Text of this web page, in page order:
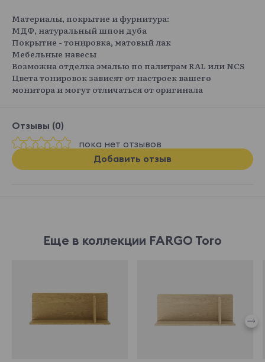
Материалы, покрытие и фурнитура:
МДФ, натуральный шпон дуба
Покрытие - тонировка, матовый лак
Мебельные навесы
Возможна отделка эмалью по палитрам RAL или NCS
Цвета тонировок зависят от настроек вашего
монитора и могут отличаться от оригинала
Отзывы (0)
пока нет отзывов
Добавить отзыв
Еще в коллекции FARGO Toro